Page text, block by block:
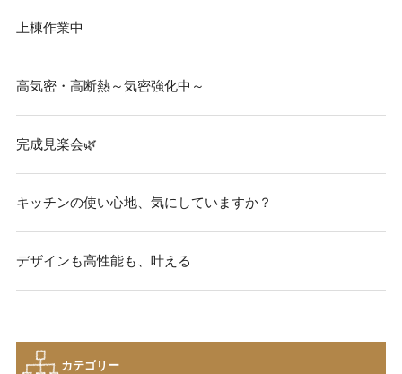
上棟作業中
高気密・高断熱～気密強化中～
完成見楽会🌿
キッチンの使い心地、気にしていますか？
デザインも高性能も、叶える
カテゴリー